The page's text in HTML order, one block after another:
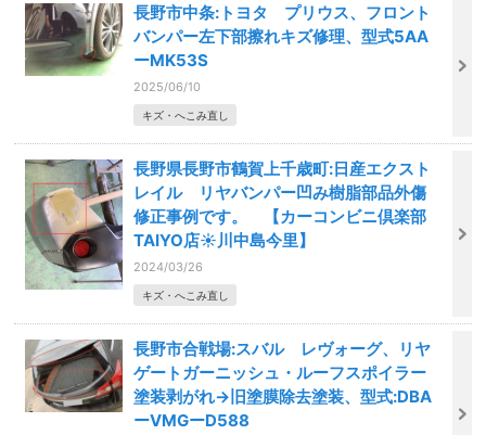
長野市中条:トヨタ プリウス、フロント
バンパー左下部擦れキズ修理、型式5AA
ーMK53S
2025/06/10
キズ・へこみ直し
長野県長野市鶴賀上千歳町:日産エクスト
レイル リヤバンパー凹み樹脂部品外傷
修正事例です。 【カーコンビニ倶楽部
TAIYO店☀️川中島今里】
2024/03/26
キズ・へこみ直し
長野市合戦場:スバル レヴォーグ、リヤ
ゲートガーニッシュ・ルーフスポイラー
塗装剥がれ→旧塗膜除去塗装、型式:DBA
ーVMGーD588